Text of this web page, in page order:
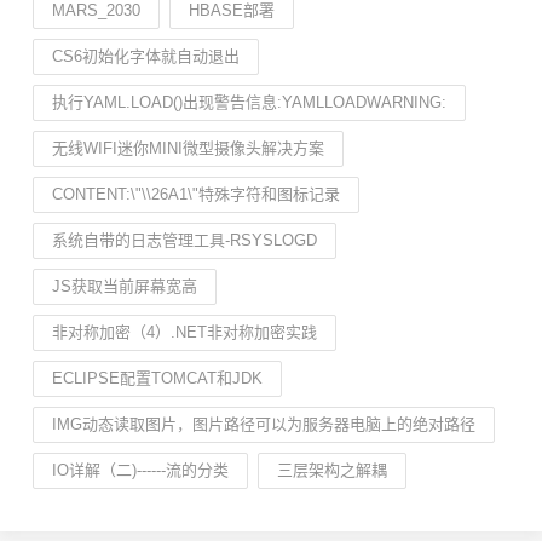
MARS_2030 HBASE部署
CS6初始化字体就自动退出
执行YAML.LOAD()出现警告信息:YAMLLOADWARNING:
无线WIFI迷你MINI微型摄像头解决方案
CONTENT:\"\\26A1\"特殊字符和图标记录
系统自带的日志管理工具-RSYSLOGD
JS获取当前屏幕宽高
非对称加密（4）.NET非对称加密实践
ECLIPSE配置TOMCAT和JDK
IMG动态读取图片，图片路径可以为服务器电脑上的绝对路径
IO详解（二)------流的分类 三层架构之解耦